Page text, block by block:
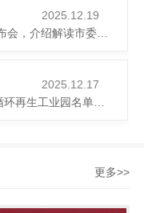
2025.12.19
2025.12.17
更多>>